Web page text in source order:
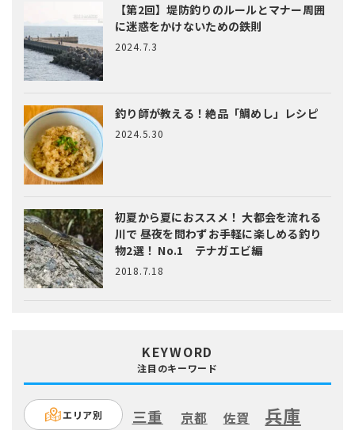
【第2回】堤防釣りのルールとマナー周囲
に迷惑をかけないための鉄則
2024.7.3
釣り師が教える！絶品「鯛めし」レシピ
2024.5.30
初夏から夏におススメ！ 大都会を流れる
川で 昼夜を問わずお手軽に楽しめる釣り
物2選！ No.1 テナガエビ編
2018.7.18
KEYWORD
注目のキーワード
エリア別 三重 京都 佐賀 兵庫